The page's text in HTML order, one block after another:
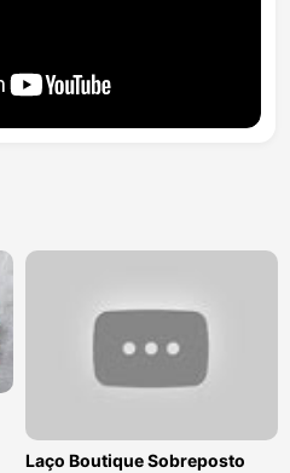
Laço Boutique Sobreposto